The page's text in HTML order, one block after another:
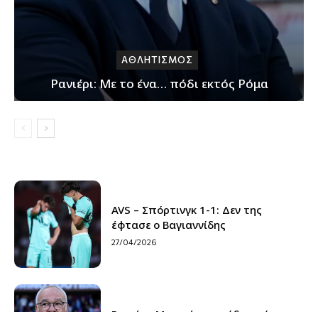
ΑΘΛΗΤΙΣΜΟΣ
Ρανιέρι: Με το ένα… πόδι εκτός Ρόμα
AVS – Σπόρτινγκ 1-1: Δεν της
έφτασε ο Βαγιαννίδης
27/04/2026